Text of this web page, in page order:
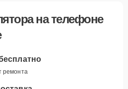
на телефоне
ремонта